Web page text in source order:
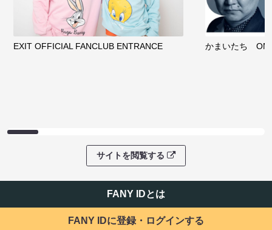
EXIT OFFICIAL FANCLUB ENTRANCE かまいたち
サイトを閲覧する
FANY IDとは
FANY IDに登録・ログインする